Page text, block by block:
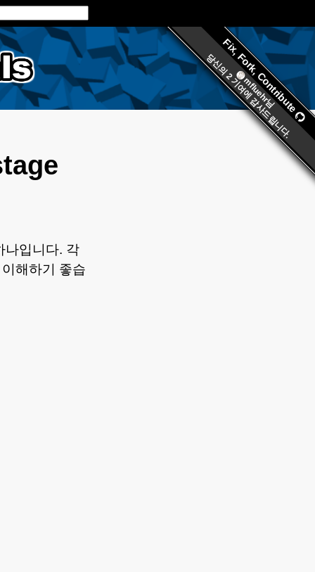
Fix, Fork, Contribute
mfluehr님
당신의
2 기여에 감사드립니다.
나입니다. 각
해하기 좋습